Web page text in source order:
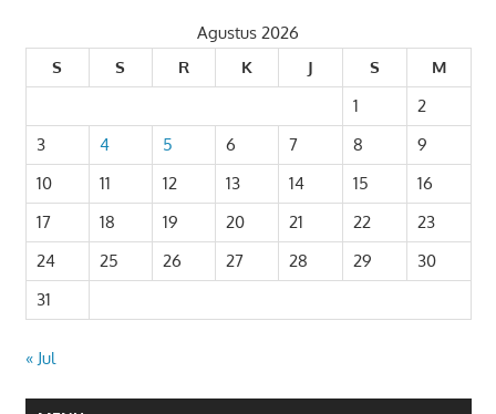
Agustus 2026
S
S R K J S
M
1
2
3
4 5 6 7 8
9
10
11 12 13 14 15
16
17
18 19 20 21 22
23
24
25 26 27 28 29
30
31
« Jul